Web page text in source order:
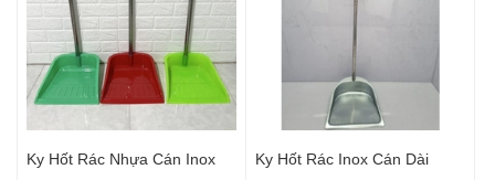
Ky Hốt Rác Nhựa Cán Inox Ky Hốt Rác Inox Cán Dài